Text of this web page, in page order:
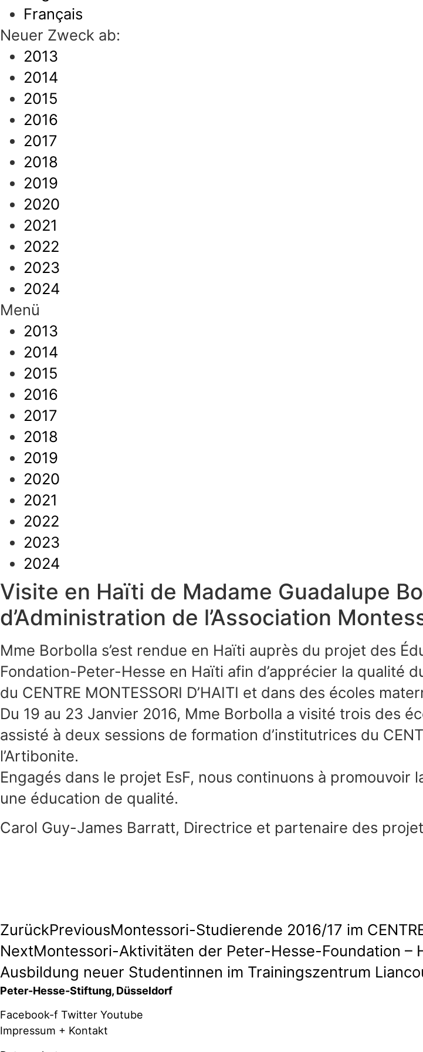
Français
Neuer Zweck ab:
2013
2014
2015
2016
2017
2018
2019
2020
2021
2022
2023
2024
Menü
2013
2014
2015
2016
2017
2018
2019
2020
2021
2022
2023
2024
Visite en Haïti de Madame Guadalupe
d’Administration de l’Association
Mme Borbolla s’est rendue en Haïti auprès du projet des
Fondation-Peter-Hesse en Haïti afin d’apprécier la qualité
du CENTRE MONTESSORI D’HAITI et dans des écoles
Du 19 au 23 Janvier 2016, Mme Borbolla a visité trois des
assisté à deux sessions de formation d’institutrices du
l’Artibonite.
Engagés dans le projet EsF, nous continuons à
une éducation de qualité.
Carol Guy-James Barratt, Directrice et partenaire des
ZurückPreviousMontessori-Studierende 2016/17 im CENTRE
NextMontessori-Aktivitäten der Peter-Hesse-Foundation –
Ausbildung neuer Studentinnen im Trainingszentrum
Peter-Hesse-Stiftung, Düsseldorf
Facebook-f Twitter Youtube
Impressum + Kontakt